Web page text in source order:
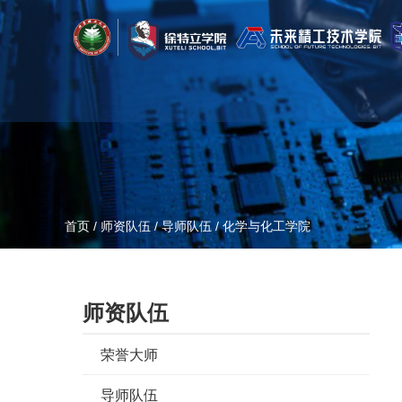
首页 /师资队伍/导师队伍/化学与化工学院
师资队伍
荣誉大师
导师队伍